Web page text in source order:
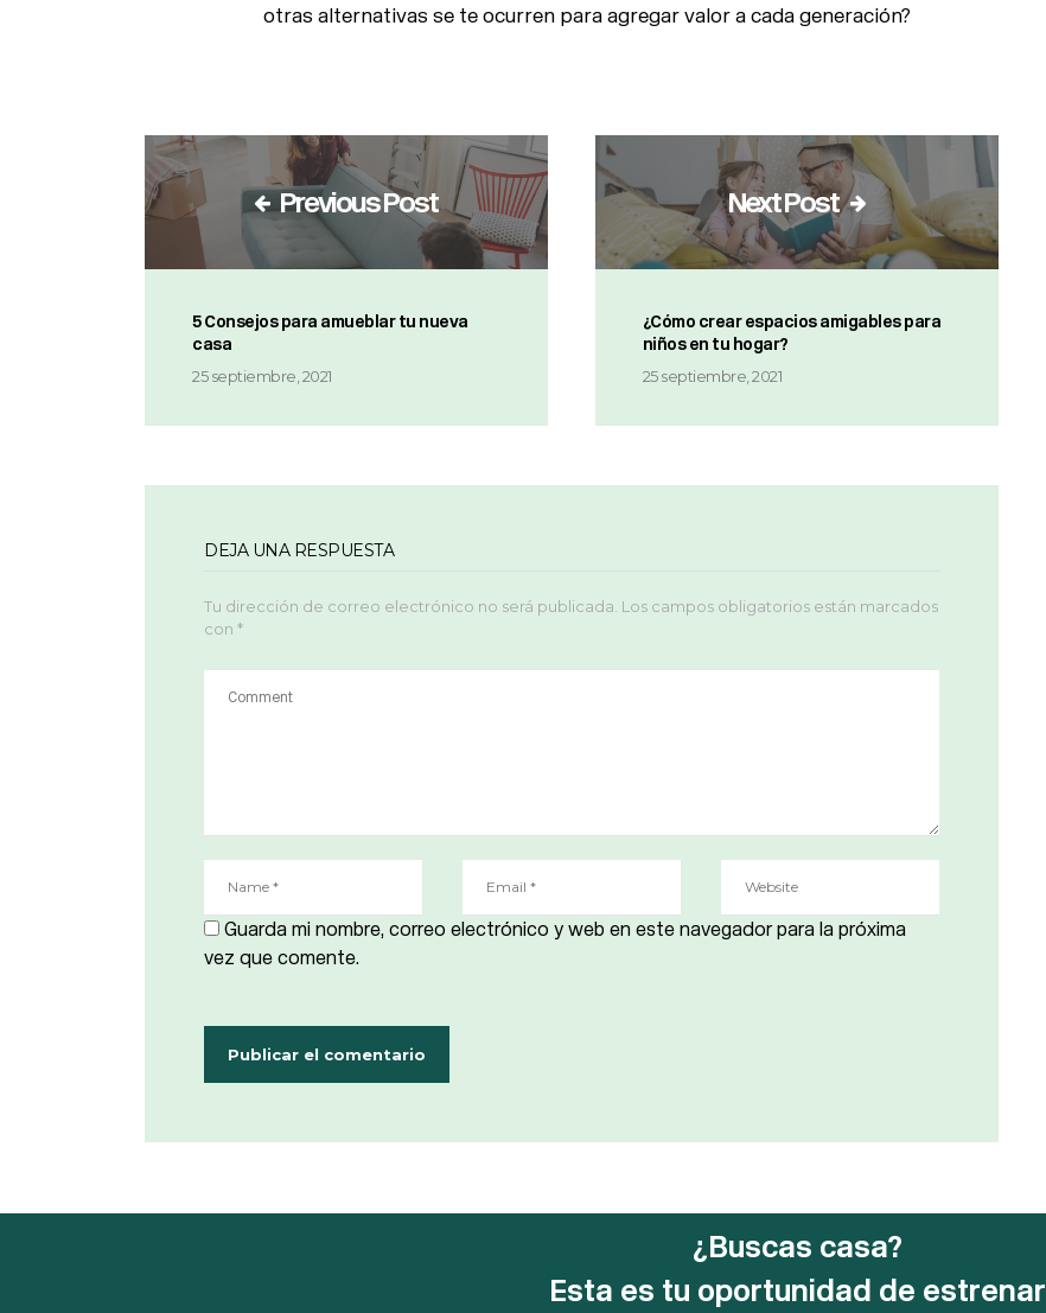
otras alternativas se te ocurren para agregar valor a cada generación?
Previous Post
5 Consejos para amueblar tu nueva
casa
25 septiembre, 2021
Next Post
¿Cómo crear espacios amigables para
niños en tu hogar?
25 septiembre, 2021
DEJA UNA RESPUESTA
Tu dirección de correo electrónico no será publicada. Los campos obligatorios están marcados
con *
Guarda mi nombre, correo electrónico y web en este navegador para la próxima
vez que comente.
¿Buscas casa?
Esta es tu oportunidad de estrenar